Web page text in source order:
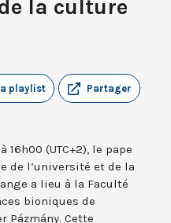
la culture
Partager
playlist
(UTC+2), le pape
de l’université et de la
a lieu à la Faculté
bioniques de
Pázmány. Cette